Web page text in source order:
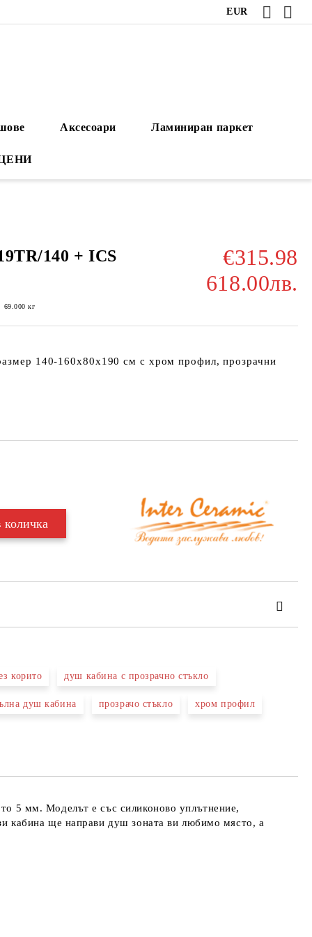
EUR
Аксесоари Ламиниран паркет
140 + ICS
€315.98
618.00лв.
69.000 кг
140-160х80х190 см с хром профил, прозрачни
за лични данни
корито душ кабина с прозрачно стъкло
душ кабина прозрачо стъкло хром профил
5 мм. Моделът е със силиконово уплътнение,
кабина ще направи душ зоната ви любимо място, а